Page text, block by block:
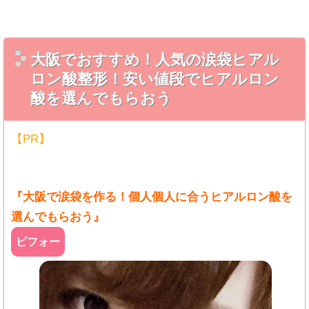
大阪でおすすめ！人気の涙袋ヒアル
ロン酸整形！安い値段でヒアルロン
酸を選んでもらおう
【PR】
『大阪で涙袋を作る！個人個人に合うヒアルロン酸を
選んでもらおう』
ビフォー